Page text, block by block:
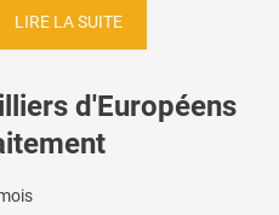
LIRE LA SUITE
d'Européens